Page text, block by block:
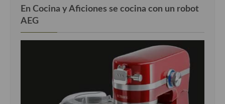
En Cocina y Aficiones se cocina con un robot
AEG